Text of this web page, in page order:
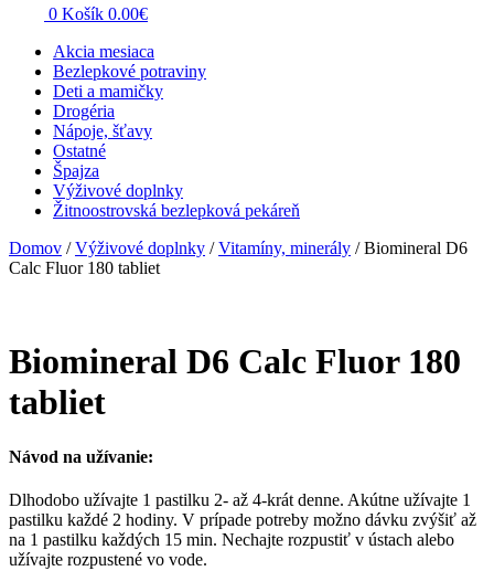
0 Košík 0.00€
Akcia mesiaca
Bezlepkové potraviny
Deti a mamičky
Drogéria
Nápoje, šťavy
Ostatné
Špajza
Výživové doplnky
Žitnoostrovská bezlepková pekáreň
Domov /Výživové doplnky /Vitamíny, minerály / Biomineral D6
Calc Fluor 180 tabliet
Biomineral D6 Calc Fluor 180
tabliet
Návod na užívanie:
Dlhodobo užívajte 1 pastilku 2- až 4-krát denne. Akútne užívajte 1
pastilku každé 2 hodiny. V prípade potreby možno dávku zvýšiť až
na 1 pastilku každých 15 min. Nechajte roz­pustiť v ústach alebo
užívajte rozpustené vo vode.